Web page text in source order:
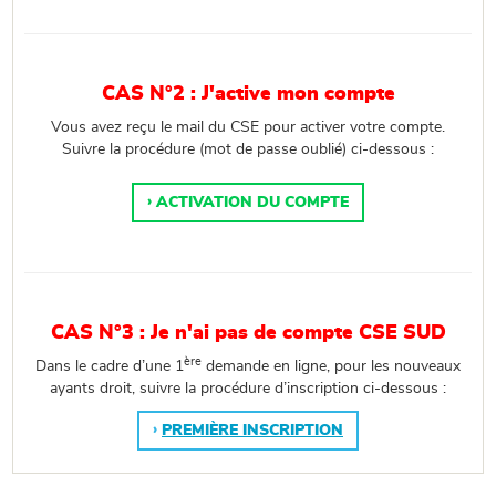
CAS N°2 : J'active mon compte
Vous avez reçu le mail du CSE pour activer votre compte.
Suivre la procédure (mot de passe oublié) ci-dessous :
ACTIVATION DU COMPTE
CAS N°3 : Je n'ai pas de compte CSE SUD
Dans le cadre d’une 1ère demande en ligne, pour les nouveaux
ayants droit, suivre la procédure d’inscription ci-dessous :
PREMIÈRE INSCRIPTION